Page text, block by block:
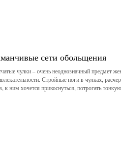
сети обольщения
чулки – очень неоднозначный предмет
Стройные ноги в чулках,
к ним хочется прикоснуться, потрогать